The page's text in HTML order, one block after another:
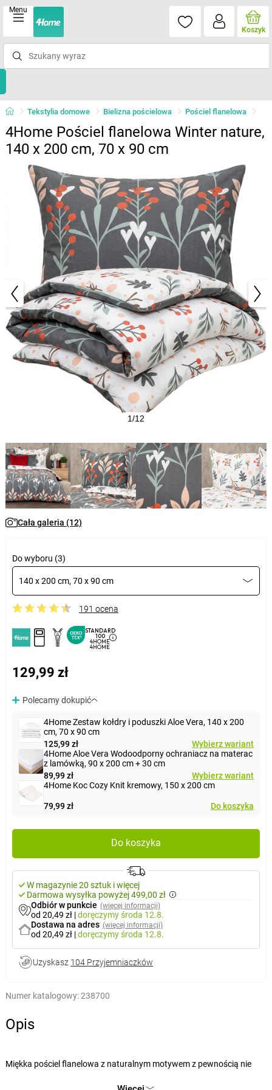
Menu
Koszyk
Tekstylia domowe Bielizna pościelowa Pościel flanelowa
4Home Pościel flanelowa Winter nature,
140 x 200 cm, 70 x 90 cm
1/12
Cała galeria (12)
Do wyboru (3)
140 x 200 cm, 70 x 90 cm
191 ocena
STANDARD
100
4HOME
4HOME
129,99 zł
Polecamy dokupić
4Home Zestaw kołdry i poduszki Aloe Vera, 140 x 200
cm, 70 x 90 cm
125,99 zł
Wybierz wariant
4Home Aloe Vera Wodoodporny ochraniacz na materac
z lamówką, 90 x 200 cm + 30 cm
89,99 zł
Wybierz wariant
4Home Koc Cozy Knit kremowy, 150 x 200 cm
79,99 zł Do koszyka
Do koszyka
W magazynie 20 sztuk i więcej
Darmowa wysyłka powyżej 499,00 zł
Odbiór w punkcie (więcej informacji)
od 20,49 zł |doręczymyśroda 12.8.
Dostawa na adres (więcej informacji)
od 20,49 zł |doręczymyśroda 12.8.
Uzyskasz 104 Przyjemniaczków
Numer katalogowy:238700
Opis
Miękka pościel flanelowa z naturalnym motywem z pewnością nie